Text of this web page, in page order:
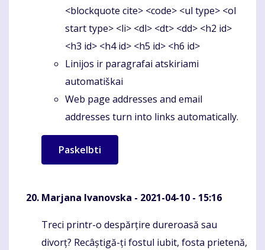
<blockquote cite> <code> <ul type> <ol
start type> <li> <dl> <dt> <dd> <h2 id>
<h3 id> <h4 id> <h5 id> <h6 id>
Linijos ir paragrafai atskiriami
automatiškai
Web page addresses and email
addresses turn into links automatically.
Marjana Ivanovska - 2021-04-10 - 15:16
Komentaras
Treci printr-o despărțire dureroasă sau
divorț? Recâștigă-ți fostul iubit, fosta prietenă,